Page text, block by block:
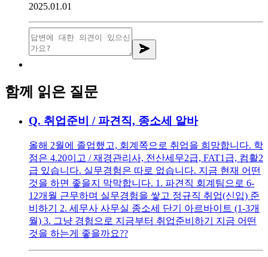
2025.01.01
함께 읽은 질문
Q. 취업준비 / 파견직, 종소세 알바
올해 2월에 졸업했고, 회계쪽으로 취업을 희망합니다. 학
점은 4.20이고 / 재경관리사, 전산세무2급, FAT1급, 컴활2
급 있습니다. 실무경험은 따로 없습니다. 지금 현재 어떤
것을 하면 좋을지 막막합니다. 1. 파견직 회계팀으로 6-
12개월 근무하며 실무경험을 쌓고 정규직 취업(신입) 준
비하기 2. 세무사 사무실 종소세 단기 아르바이트 (1-3개
월) 3. 그냥 경험으로 지금부터 취업준비하기 지금 어떤
것을 하는게 좋을까요??